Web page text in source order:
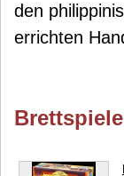
den
errichten